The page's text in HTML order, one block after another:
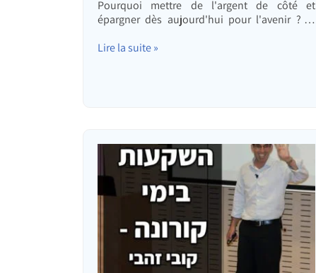
Pourquoi mettre de l'argent de côté et
épargner dès aujourd'hui pour l'avenir ? Et
d'investir régulièrement mènent-ils vraiment
Lire la suite »